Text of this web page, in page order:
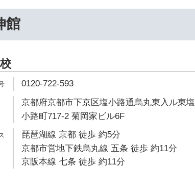
館
0120-722-593
京都府京都市下京区塩小路通烏丸東入ル東塩
小路町717-2 菊岡家ビル6F
琵琶湖線 京都 徒歩 約5分
京都市営地下鉄烏丸線 五条 徒歩 約11分
京阪本線 七条 徒歩 約11分